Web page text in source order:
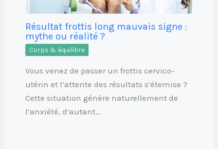
Résultat frottis long mauvais signe :
mythe ou réalité ?
Corps & équilibre
Vous venez de passer un frottis cervico-
utérin et l’attente des résultats s’éternise ?
Cette situation génère naturellement de
l’anxiété, d’autant…